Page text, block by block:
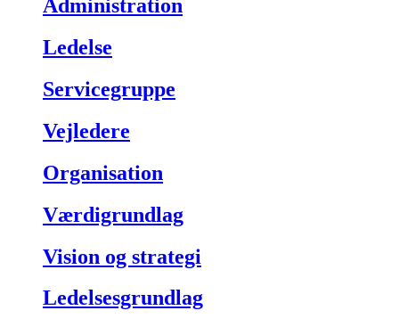
Administration
Ledelse
Servicegruppe
Vejledere
Organisation
Værdigrundlag
Vision og strategi
Ledelsesgrundlag